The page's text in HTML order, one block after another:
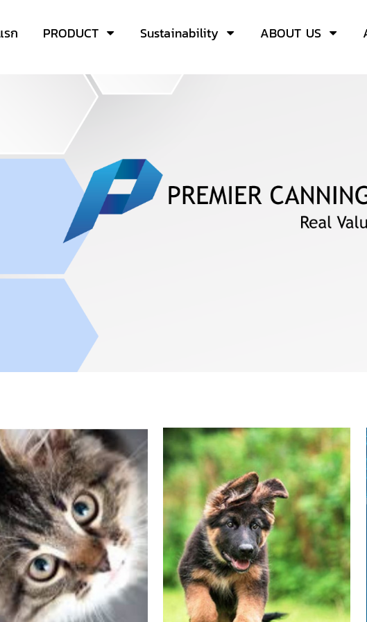
รก PRODUCT Sustainability ABOUT US